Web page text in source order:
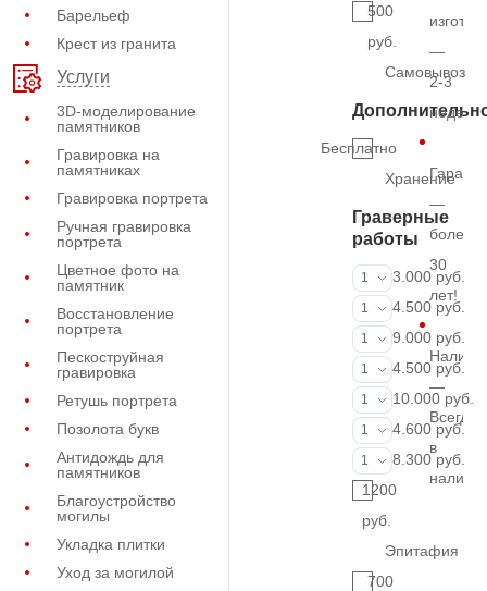
Барельеф
Крест из гранита
Услуги
3D-моделирование
памятников
Гравировка на
памятниках
Гравировка портрета
Ручная гравировка
портрета
Цветное фото на
памятник
Восстановление
портрета
Пескоструйная
гравировка
Ретушь портрета
Позолота букв
Антидождь для
памятников
Благоустройство
могилы
Укладка плитки
Уход за могилой
500
руб.
Самовывоз
Бесплатно
Хранение
Граверные
работы
ФИО и даты
1
3.000 руб.
ФИО и даты
1
4.500 руб.
ФИО и даты
1
9.000 руб.
Портрет
1
4.500 руб.
Портрет
1
10.000 руб.
Фотокерамика
1
4.600 руб.
Фото на
1
8.300 руб.
1200
руб.
Эпитафия
700
—
2-3
недель
—
более
30
лет!
—
Всегда
в